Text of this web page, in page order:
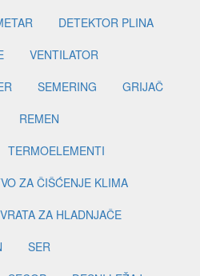
DETEKTOR PLINA
VENTILATOR
SEMERING
GRIJAČ
REMEN
TERMOELEMENTI
ZA ČIŠĆENJE KLIMA
VRATA ZA HLADNJAČE
SER